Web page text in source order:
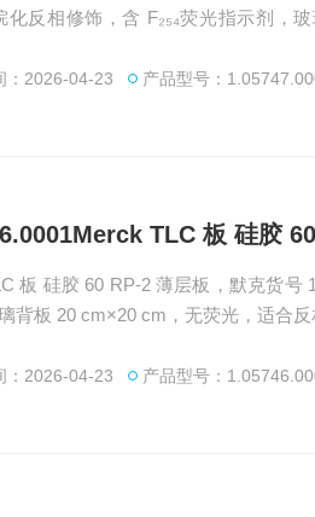
化反相修饰，含 F₂₅₄荧光指示剂，
剂、标准品等产品，提供产品选型、
：2026-04-23 产品型号：
TLC 板 硅胶
板 硅胶 60 RP-2 薄层板，默克货号
背板 20 cm×20 cm，无荧光，适合
型、方法开发及售后技术支持。
：2026-04-23 产品型号：